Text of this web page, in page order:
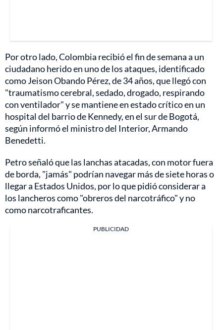
Por otro lado, Colombia recibió el fin de semana a un
ciudadano herido en uno de los ataques, identificado
como Jeison Obando Pérez, de 34 años, que llegó con
"traumatismo cerebral, sedado, drogado, respirando
con ventilador" y se mantiene en estado crítico en un
hospital del barrio de Kennedy, en el sur de Bogotá,
según informó el ministro del Interior, Armando
Benedetti.
Petro señaló que las lanchas atacadas, con motor fuera
de borda, "jamás" podrían navegar más de siete horas o
llegar a Estados Unidos, por lo que pidió considerar a
los lancheros como "obreros del narcotráfico" y no
como narcotraficantes.
PUBLICIDAD